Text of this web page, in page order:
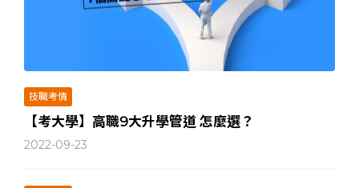
技職考情
【考大學】高職9大升學管道 怎麼選？
2022-09-23